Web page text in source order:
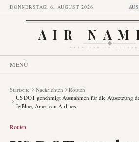
DONNERSTAG, 6. AUGUST 2026
AIR
AVIATION
MENÜ
Startseite Nachrichten
Routen
US DOT genehmigt Ausnahmen für die Aussetzung
JetBlue, American Airlines
Routen